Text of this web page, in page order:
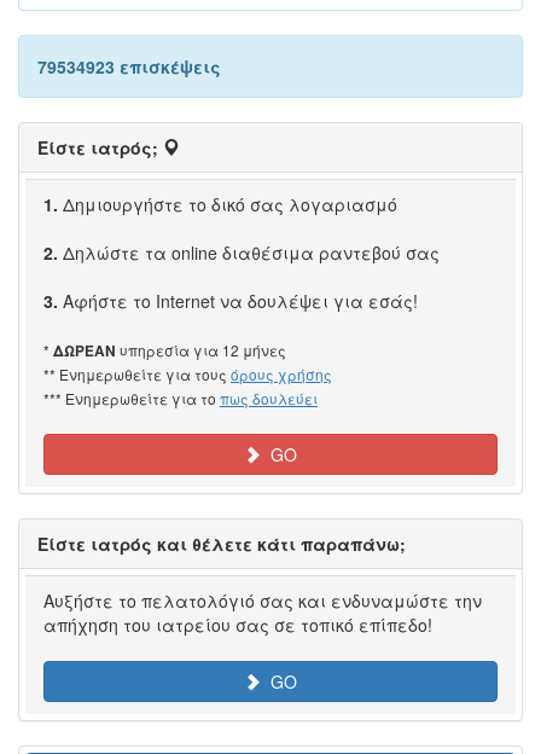
79534923 επισκέψεις
Είστε ιατρός;
1. Δημιουργήστε το δικό σας λογαριασμό
2. Δηλώστε τα online διαθέσιμα ραντεβού σας
3. Αφήστε το Internet να δουλέψει για εσάς!
* ΔΩΡΕΑΝ υπηρεσία για 12 μήνες
** Ενημερωθείτε για τους όρους χρήσης
*** Ενημερωθείτε για το πως δουλεύει
GO
Είστε ιατρός και θέλετε κάτι παραπάνω;
Αυξήστε το πελατολόγιό σας και ενδυναμώστε την
απήχηση του ιατρείου σας σε τοπικό επίπεδο!
GO